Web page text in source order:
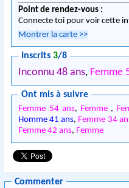
Point de rendez-vous :
Connecte toi pour voir cette
Montrer la carte >>
Inscrits3/8
Inconnu 48 ans, Femme
Ont mis à suivre
Femme 54 ans, Femme ,
Homme 41 ans, Femme 34
Femme 42 ans, Femme
Commenter